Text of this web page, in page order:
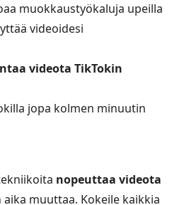
muokkaustyökaluja upeilla
videoidesi
videota TikTokin
jopa kolmen minuutin
nopeuttaa videota
aika muuttaa. Kokeile kaikkia